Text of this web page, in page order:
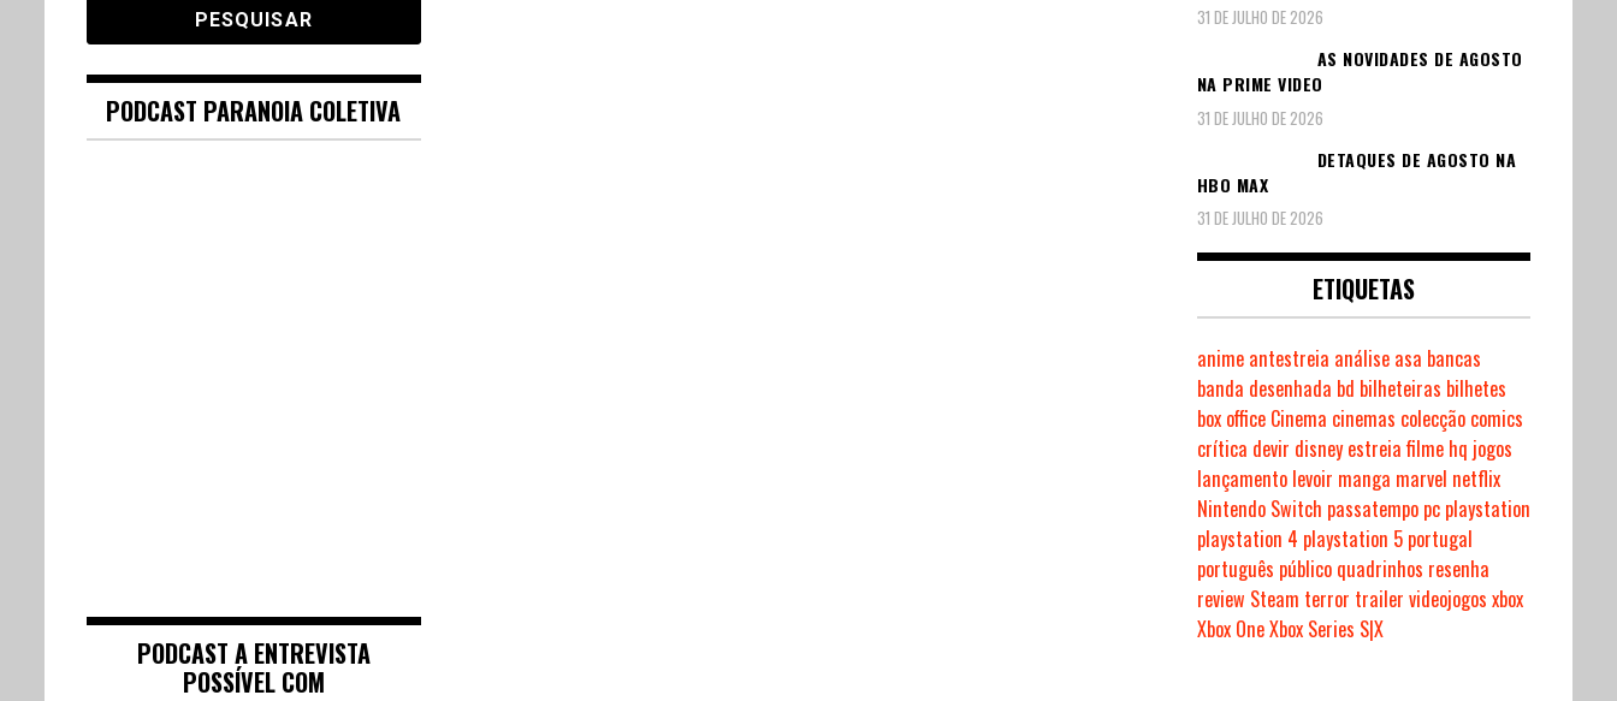
PODCAST PARANOIA COLETIVA
PODCAST A ENTREVISTA
POSSÍVEL COM
31 DE JULHO DE 2026
AS NOVIDADES DE AGOSTO
NA PRIME VIDEO
31 DE JULHO DE 2026
DETAQUES DE AGOSTO NA
HBO MAX
31 DE JULHO DE 2026
ETIQUETAS
anime antestreia análise asa bancas
banda desenhada bd bilheteiras bilhetes
box office Cinema cinemas colecção comics
crítica devir disney estreiafilme hq jogos
lançamento levoir manga marvel netflix
Nintendo Switch passatempo pc playstation
playstation 4 playstation 5 portugal
português público quadrinhos resenha
review Steam terror trailer videojogos xbox
Xbox OneXbox Series S|X